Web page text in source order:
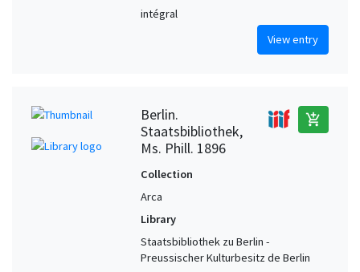
intégral
View entry
Berlin.
Staatsbibliothek,
Ms. Phill. 1896
add_shopping_cart
Collection
Arca
Library
Staatsbibliothek zu Berlin -
Preussischer Kulturbesitz de Berlin